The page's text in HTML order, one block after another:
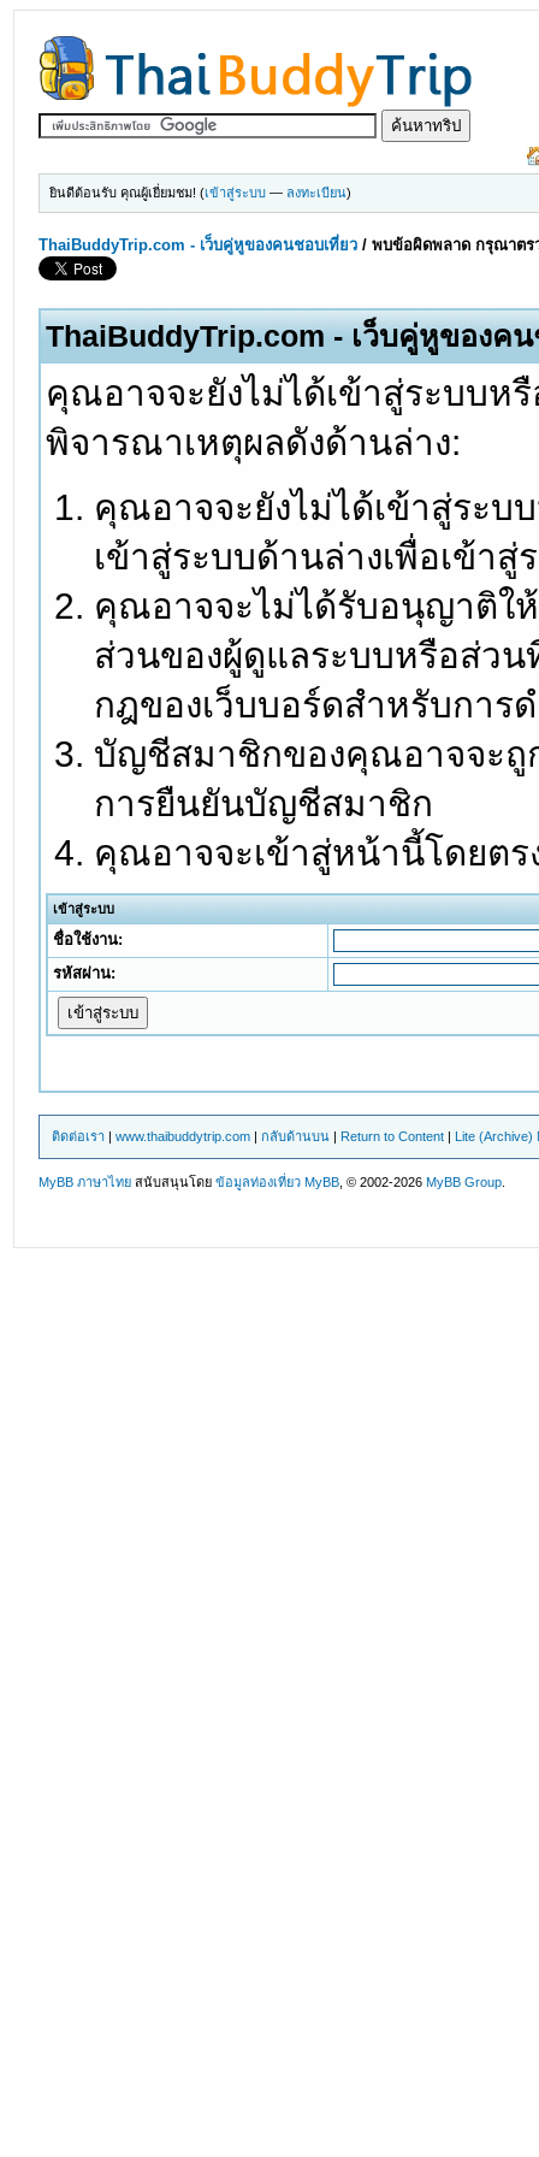
ยินดีต้อนรับ คุณผู้เยี่ยมชม! (เข้าสู่ระบบ — ลงทะเบียน)
ThaiBuddyTrip.com - เว็บคู่หูของคนชอบเที่ยว /พบข้อผิดพลาด กรุณาตร
ThaiBuddyTrip.com - เว็บคู่หูของค
คุณอาจจะยังไม่ได้เข้าสู่ระบบ
พิจารณาเหตุผลดังด้านล่าง:
คุณอาจจะยังไม่ได้เข้าสู่ระบ
เข้าสู่ระบบด้านล่างเพื่อเข้า
คุณอาจจะไม่ได้รับอนุญาติใ
ส่วนของผู้ดูแลระบบหรือส่ว
กฎของเว็บบอร์ดสำหรับการ
บัญชีสมาชิกของคุณอาจจะถู
การยืนยันบัญชีสมาชิก
คุณอาจจะเข้าสู่หน้านี้โดยต
เข้าสู่ระบบ
ชื่อใช้งาน:
รหัสผ่าน:
ติดต่อเรา |www.thaibuddytrip.com |กลับด้านบน | Return to Content | Lite (Archive)
MyBB ภาษาไทย สนับสนุนโดยข้อมูลท่องเที่ยว MyBB , © 2002-2026MyBB Group